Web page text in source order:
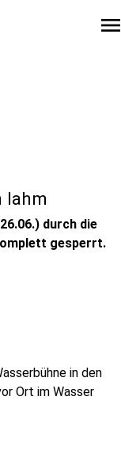
menu
lahm
durch die
gesperrt.
in den
Ort im Wasser